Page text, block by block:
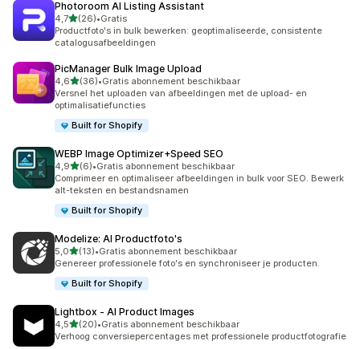
Photoroom AI Listing Assistant
4,7van 5 sterren
(26)
26 recensies in totaal
•Gratis
Productfoto's in bulk bewerken: geoptimaliseerde, consistente
catalogusafbeeldingen
PicManager Bulk Image Upload
4,6van 5 sterren
(36)
36 recensies in totaal
•Gratis abonnement beschikbaar
Versnel het uploaden van afbeeldingen met de upload- en
optimalisatiefuncties
Built for Shopify
WEBP Image Optimizer+Speed SEO
4,9van 5 sterren
(6)
6 recensies in totaal
•Gratis abonnement beschikbaar
Comprimeer en optimaliseer afbeeldingen in bulk voor SEO. Bewerk
alt-teksten en bestandsnamen
Built for Shopify
Modelize: AI Productfoto's
5,0van 5 sterren
(13)
13 recensies in totaal
•Gratis abonnement beschikbaar
Genereer professionele foto's en synchroniseer je producten.
Built for Shopify
Lightbox ‑ AI Product Images
4,5van 5 sterren
(20)
20 recensies in totaal
•Gratis abonnement beschikbaar
Verhoog conversiepercentages met professionele productfotografie